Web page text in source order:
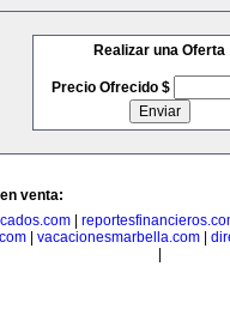
Realizar una Oferta
Precio Ofrecido $
venta:
vacacionesmarbella.com